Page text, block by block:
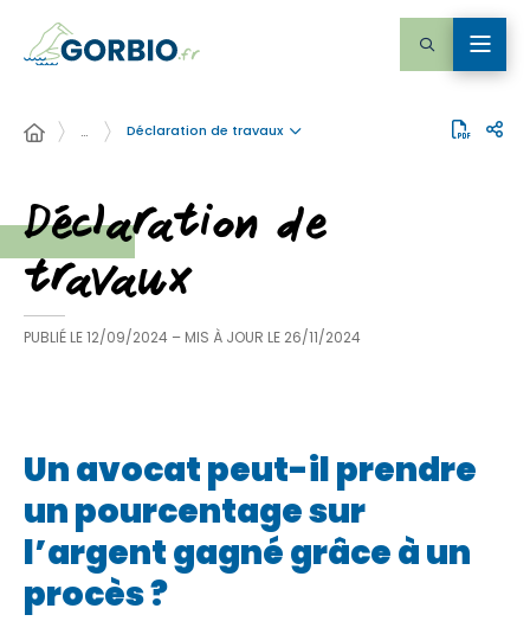
… Déclaration de travaux
Déclaration de
travaux
PUBLIÉ LE12/09/2024 – MIS À JOUR LE 26/11/2024
Un avocat peut-il prendre
un pourcentage sur
l’argent gagné grâce à un
procès ?